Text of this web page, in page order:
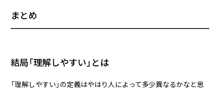
まとめ
結局「理解しやすい」とは
「理解しやすい」の定義はやはり人によって多少異なるかなと思